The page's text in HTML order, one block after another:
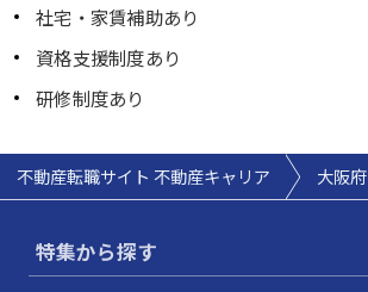
社宅・家賃補助あり
資格支援制度あり
研修制度あり
不動産転職サイト 不動産キャリア 大阪府
特集から探す